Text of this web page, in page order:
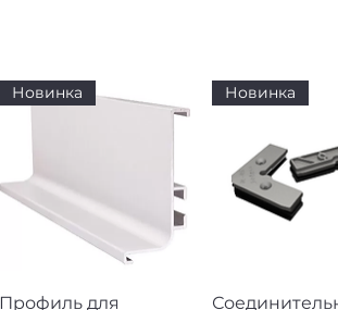
Быстрый просмотр
Новинка
Профиль для Быстрый
Новинка